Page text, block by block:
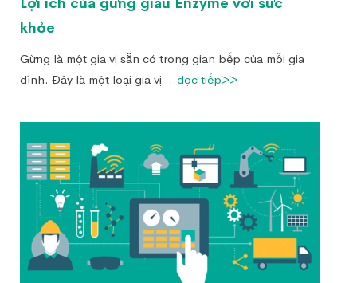
khỏe
Gừng là một gia vị sẵn có trong gian bếp của mỗi gia
đình. Đây là một loại gia vị ...đọc tiếp>>